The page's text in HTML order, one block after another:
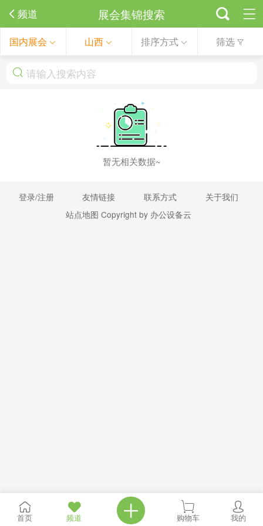
频道 展会集锦搜索
国内展会 山西 排序方式 筛选
暂无相关数据~
登录/注册 友情链接 联系方式
关于我们
站点地图 Copyright by 办公设备云
首页 频道 购物车 我的